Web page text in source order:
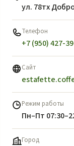
ул. 78тх
Телефон
+7 (950) 427-
Сайт
Режим работы
Пн–Пт
Город